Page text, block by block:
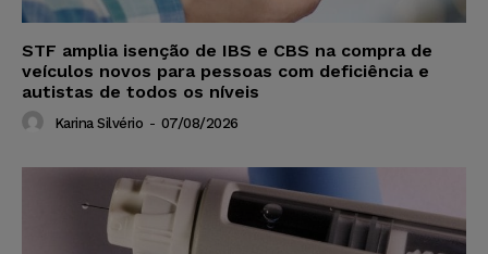
STF amplia isenção de IBS e CBS na compra de
veículos novos para pessoas com deficiência e
autistas de todos os níveis
Karina Silvério - 07/08/2026